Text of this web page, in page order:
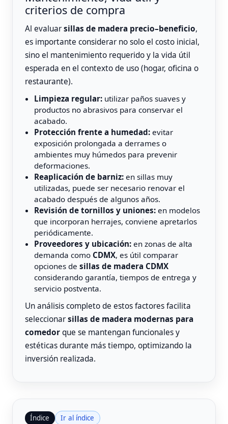
criterios de compra
Al evaluarsillas de madera precio–beneficio,
es importante considerar no solo el costo inicial,
sino el mantenimiento requerido y la vida útil
esperada en el contexto de uso (hogar, oficina o
restaurante).
Limpieza regular:utilizar paños suaves y
productos no abrasivos para conservar el
acabado.
Protección frente a humedad:evitar
exposición prolongada a derrames o
ambientes muy húmedos para prevenir
deformaciones.
Reaplicación de barniz:en sillas muy
utilizadas, puede ser necesario renovar el
acabado después de algunos años.
Revisión de tornillos y uniones:en modelos
que incorporan herrajes, conviene apretarlos
periódicamente.
Proveedores y ubicación:en zonas de alta
demanda como CDMX, es útil comparar
opciones de sillas de madera CDMX
considerando garantía, tiempos de entrega y
servicio postventa.
Un análisis completo de estos factores facilita
seleccionarsillas de madera modernas para
comedorque se mantengan funcionales y
estéticas durante más tiempo, optimizando la
inversión realizada.
Índice Ir al índice